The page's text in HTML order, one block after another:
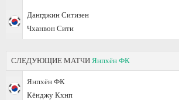
Дангджин Ситизен
Чханвон Сити
СЛЕДУЮЩИЕ МАТЧИ Янпхён ФК
Янпхён ФК
Кёнджу Кхнп